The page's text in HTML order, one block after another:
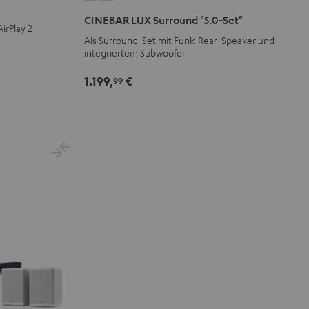
2
Surround
"5.0-
Set"
Schwarz
Surround
"5.0-
Weiß
CINEBAR LUX Surround "5.0-Set"
Als Surround-Set mit Funk-Rear-Speaker und
integriertem Subwoofer
1.199,99 €